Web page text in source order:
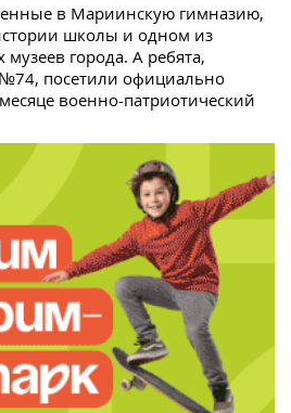
в Мариинскую гимназию,
школы и одном из
города. А ребята,
посетили официально
военно-патриотический